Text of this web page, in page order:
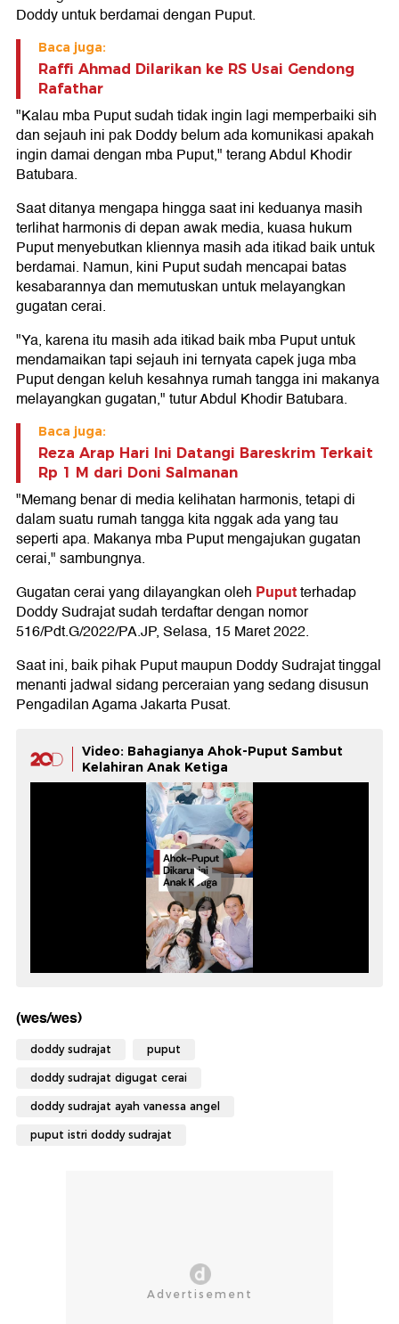
Doddy untuk berdamai dengan Puput.
Baca juga:
Raffi Ahmad Dilarikan ke RS Usai Gendong
Rafathar
"Kalau mba Puput sudah tidak ingin lagi memperbaiki sih
dan sejauh ini pak Doddy belum ada komunikasi apakah
ingin damai dengan mba Puput," terang Abdul Khodir
Batubara.
Saat ditanya mengapa hingga saat ini keduanya masih
terlihat harmonis di depan awak media, kuasa hukum
Puput menyebutkan kliennya masih ada itikad baik untuk
berdamai. Namun, kini Puput sudah mencapai batas
kesabarannya dan memutuskan untuk melayangkan
gugatan cerai.
"Ya, karena itu masih ada itikad baik mba Puput untuk
mendamaikan tapi sejauh ini ternyata capek juga mba
Puput dengan keluh kesahnya rumah tangga ini makanya
melayangkan gugatan," tutur Abdul Khodir Batubara.
Baca juga:
Reza Arap Hari Ini Datangi Bareskrim Terkait
Rp 1 M dari Doni Salmanan
"Memang benar di media kelihatan harmonis, tetapi di
dalam suatu rumah tangga kita nggak ada yang tau
seperti apa. Makanya mba Puput mengajukan gugatan
cerai," sambungnya.
Gugatan cerai yang dilayangkan oleh Puputterhadap
Doddy Sudrajat sudah terdaftar dengan nomor
516/Pdt.G/2022/PA.JP, Selasa, 15 Maret 2022.
Saat ini, baik pihak Puput maupun Doddy Sudrajat tinggal
menanti jadwal sidang perceraian yang sedang disusun
Pengadilan Agama Jakarta Pusat.
Video: Bahagianya Ahok-Puput Sambut
Kelahiran Anak Ketiga
(wes/wes)
doddy sudrajat puput
doddy sudrajat digugat cerai
doddy sudrajat ayah vanessa angel
puput istri doddy sudrajat